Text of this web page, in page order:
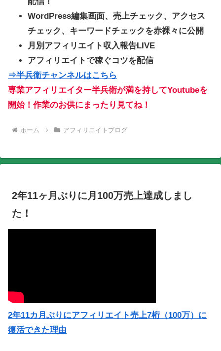
WordPress編集画面、売上チェック、アクセス
チェック、キーワードチェックを赤裸々に公開
月別アフィリエイト収入報告LIVE
アフィリエイトで稼ぐコツを配信
⇒半兵衛チャンネルはこちら
専業アフィリエイター半兵衛が満を持してYoutubeを
開始！作業のお供にまったり見てね！
ホーム アフィリエイトブログ
2年11ヶ月ぶりに月100万売上達成しまし
た！
2年11カ月ぶりにアフィリエイト売上7桁（100万）に
復活できた理由